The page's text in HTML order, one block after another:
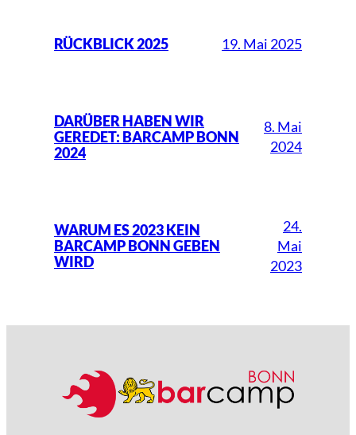
RÜCKBLICK 2025 19. Mai 2025
DARÜBER HABEN WIR
GEREDET: BARCAMP BONN
2024
8. Mai
2024
WARUM ES 2023 KEIN
BARCAMP BONN GEBEN
WIRD
24.
Mai
2023